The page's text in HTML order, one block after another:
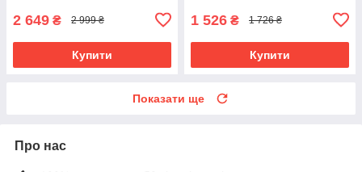
2 649 ₴ 2 999 ₴
Купити
1 526 ₴ 1 726 ₴
Купити
Показати ще
Про нас